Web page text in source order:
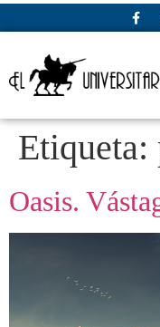
Etiqueta:
Oasis.